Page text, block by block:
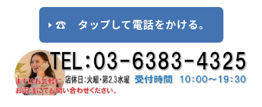
☎ タップして電話をかける。